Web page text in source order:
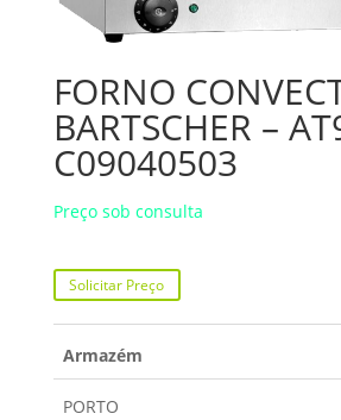
FORNO
BARTSCHER –
C09040503
Preço sob consulta
Solicitar Preço
Armazém
PORTO